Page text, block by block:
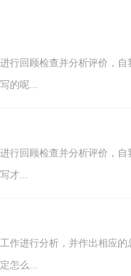
行回顾检查并分析评价，
的呢...
行回顾检查并分析评价，自
才...
作进行分析，并作出相应
怎么...